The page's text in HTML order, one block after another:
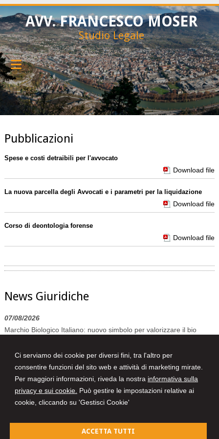
Ci serviamo dei cookie per diversi fini, tra l'altro per
consentire funzioni del sito web e attività di marketing mirate.
Per maggiori informazioni, riveda la nostra informativa sulla
privacy e sui cookie. Può gestire le impostazioni relative ai
cookie, cliccando su 'Gestisci Cookie'
ACCETTA TUTTI
AVV. FRANCESCO MOSER
Studio Legale
Pubblicazioni
Spese e costi detraibili per l'avvocato
Download file
La nuova parcella degli Avvocati e i parametri per la liquidazione
Download file
Corso di deontologia forense
Download file
News Giuridiche
07/08/2026
Marchio Biologico Italiano: nuovo simbolo per valorizzare il bio
07/08/2026
AI Act: ok definitivo ai decreti su governance e attività di polizia. Il
Cdm vara la riforma del sistema 231
07/08/2026
Patto di famiglia e riserva al donante di diritti particolari